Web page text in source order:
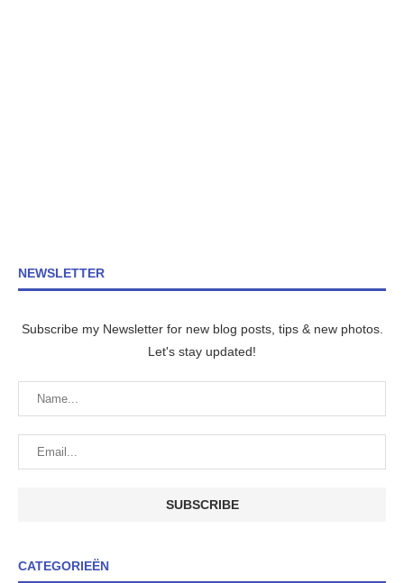
NEWSLETTER
Subscribe my Newsletter for new blog posts, tips & new photos.
Let's stay updated!
CATEGORIEËN